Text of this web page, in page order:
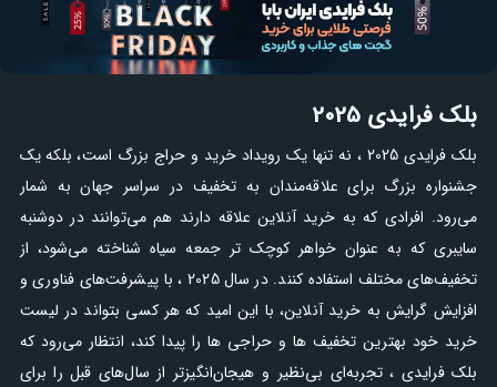
بلک فرایدی 2025
بلک فرایدی 2025 ، نه تنها یک رویداد خرید و حراج بزرگ است، بلکه یک
جشنواره بزرگ برای علاقه‌مندان به تخفیف در سراسر جهان به شمار
می‌رود. افرادی که به خرید آنلاین علاقه دارند هم می‌توانند در دوشنبه
سایبری که به عنوان خواهر کوچک تر جمعه سیاه شناخته می‌شود، از
تخفیف‌های مختلف استفاده کنند. در سال 2025 ، با پیشرفت‌های فناوری و
افزایش گرایش به خرید آنلاین، با این امید که هر کسی بتواند در لیست
خرید خود بهترین تخفیف ها و حراجی ها را پیدا کند، انتظار می‌رود که
بلک فرایدی ، تجربه‌ای بی‌نظیر و هیجان‌انگیزتر از سال‌های قبل را برای